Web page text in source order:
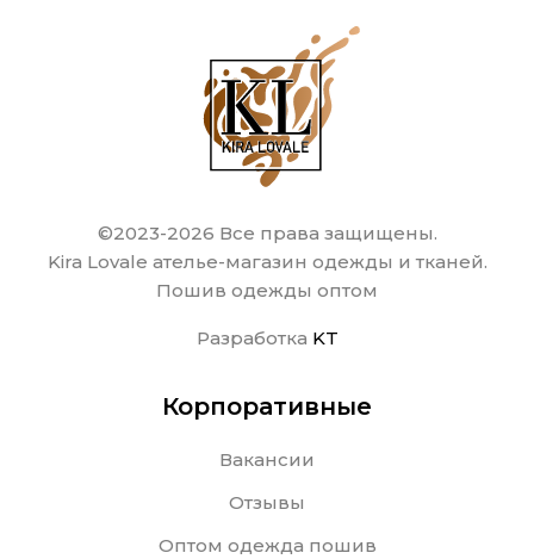
©2023-2026 Все права защищены.
Kira Lovale ателье-магазин одежды и тканей.
Пошив одежды оптом
Разработка KT
Корпоративные
Вакансии
Отзывы
Оптом одежда пошив